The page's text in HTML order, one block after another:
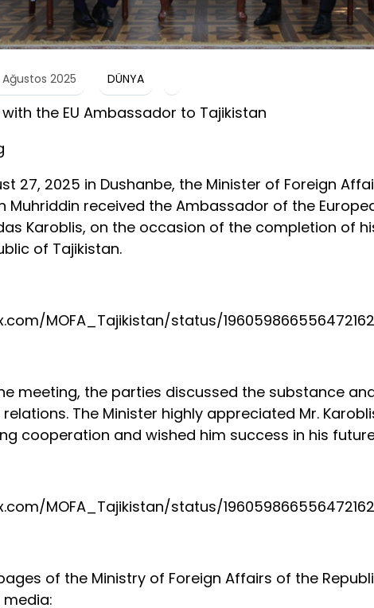
Ağustos 2025 DÜNYA
the EU Ambassador to Tajikistan
27, 2025 in Dushanbe, the Minister of Foreign
Muhriddin received the Ambassador of the
Karoblis, on the occasion of the completion of
of Tajikistan.
MOFA_Tajikistan/status/
meeting, the parties discussed the substance
The Minister highly appreciated Mr.
cooperation and wished him success in his
MOFA_Tajikistan/status/
of the Ministry of Foreign Affairs of the